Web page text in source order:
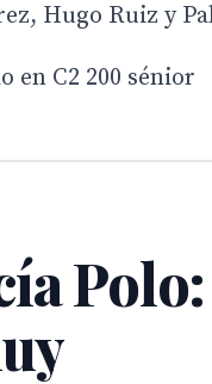
Hugo Ruiz y
en C2 200 sénior
Polo: